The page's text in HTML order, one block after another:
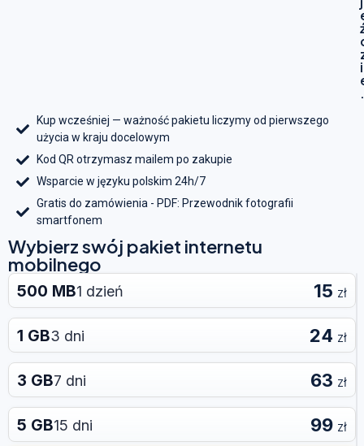
i
.
Kup wcześniej — ważność pakietu liczymy od pierwszego
użycia w kraju docelowym
Kod QR otrzymasz mailem po zakupie
Wsparcie w języku polskim 24h/7
Gratis do zamówienia - PDF: Przewodnik fotografii
smartfonem
Wybierz swój pakiet internetu
mobilnego
500 MB1 dzień 15 zł
1 GB3 dni 24 zł
3 GB7 dni 63 zł
5 GB15 dni 99 zł